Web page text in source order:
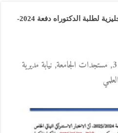
اختبار استدراكي في اللغة الانجليزية لطلبة الدكتوراه دفعة 2024-
, مستجدات الجامعة, نيابة مديرية